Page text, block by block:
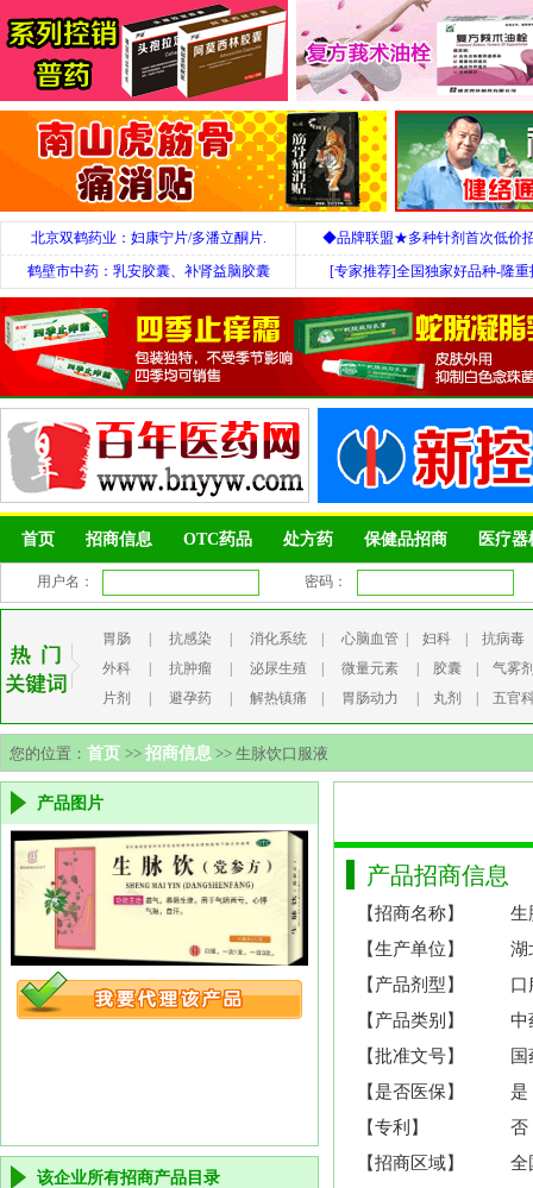
北京双鹤药业：妇康宁片/多潘立酮片.
鹤壁市中药：乳安胶囊、补肾益脑胶囊
◆品牌联盟★多种针剂首次低价
[专家推荐]全国独家好品种-隆重
首页 招商信息 OTC药品 处方药 保健品招商 医疗器
用户名： 密码：
胃肠 抗感染 消化系统 心脑血管 妇科 抗病毒
外科
抗肿瘤 泌尿生殖 微量元素 胶囊
气雾
片剂
避孕药 解热镇痛 胃肠动力 丸剂 五官
您的位置： 首页 >> 招商信息 >> 生脉饮口服液
产品图片
该企业所有招商产品目录
产品招商信息
【招商名称】
生
【生产单位】
湖
【产品剂型】
口
【产品类别】
中
【批准文号】
【是否医保】
是
【专利】
否
【招商区域】
全